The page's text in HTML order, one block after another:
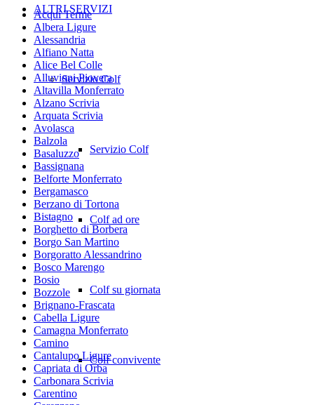
ALTRI SERVIZI
Servizio Colf
Servizio Colf
Colf ad ore
Colf su giornata
Colf convivente
Acqui Terme
Albera Ligure
Alessandria
Alfiano Natta
Alice Bel Colle
Alluvioni Piovera
Altavilla Monferrato
Alzano Scrivia
Arquata Scrivia
Avolasca
Balzola
Basaluzzo
Bassignana
Belforte Monferrato
Bergamasco
Berzano di Tortona
Bistagno
Borghetto di Borbera
Borgo San Martino
Borgoratto Alessandrino
Bosco Marengo
Bosio
Bozzole
Brignano-Frascata
Cabella Ligure
Camagna Monferrato
Camino
Cantalupo Ligure
Capriata di Orba
Carbonara Scrivia
Carentino